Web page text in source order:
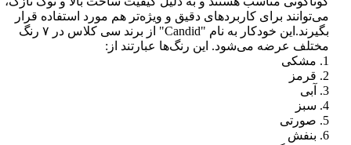
می‌توانند برای کاربردهای دقیق و ویژه‌تر هم مورد استفاده قرار
بگیرند.این خودکار به نام "Candid" از برند سی کلاس در ۷ رنگ
مختلف عرضه می‌شود. این رنگ‌ها عبارتند از:
1. مشکی
2. قرمز
3. آبی
4. سبز
5. صورتی
6. بنفش